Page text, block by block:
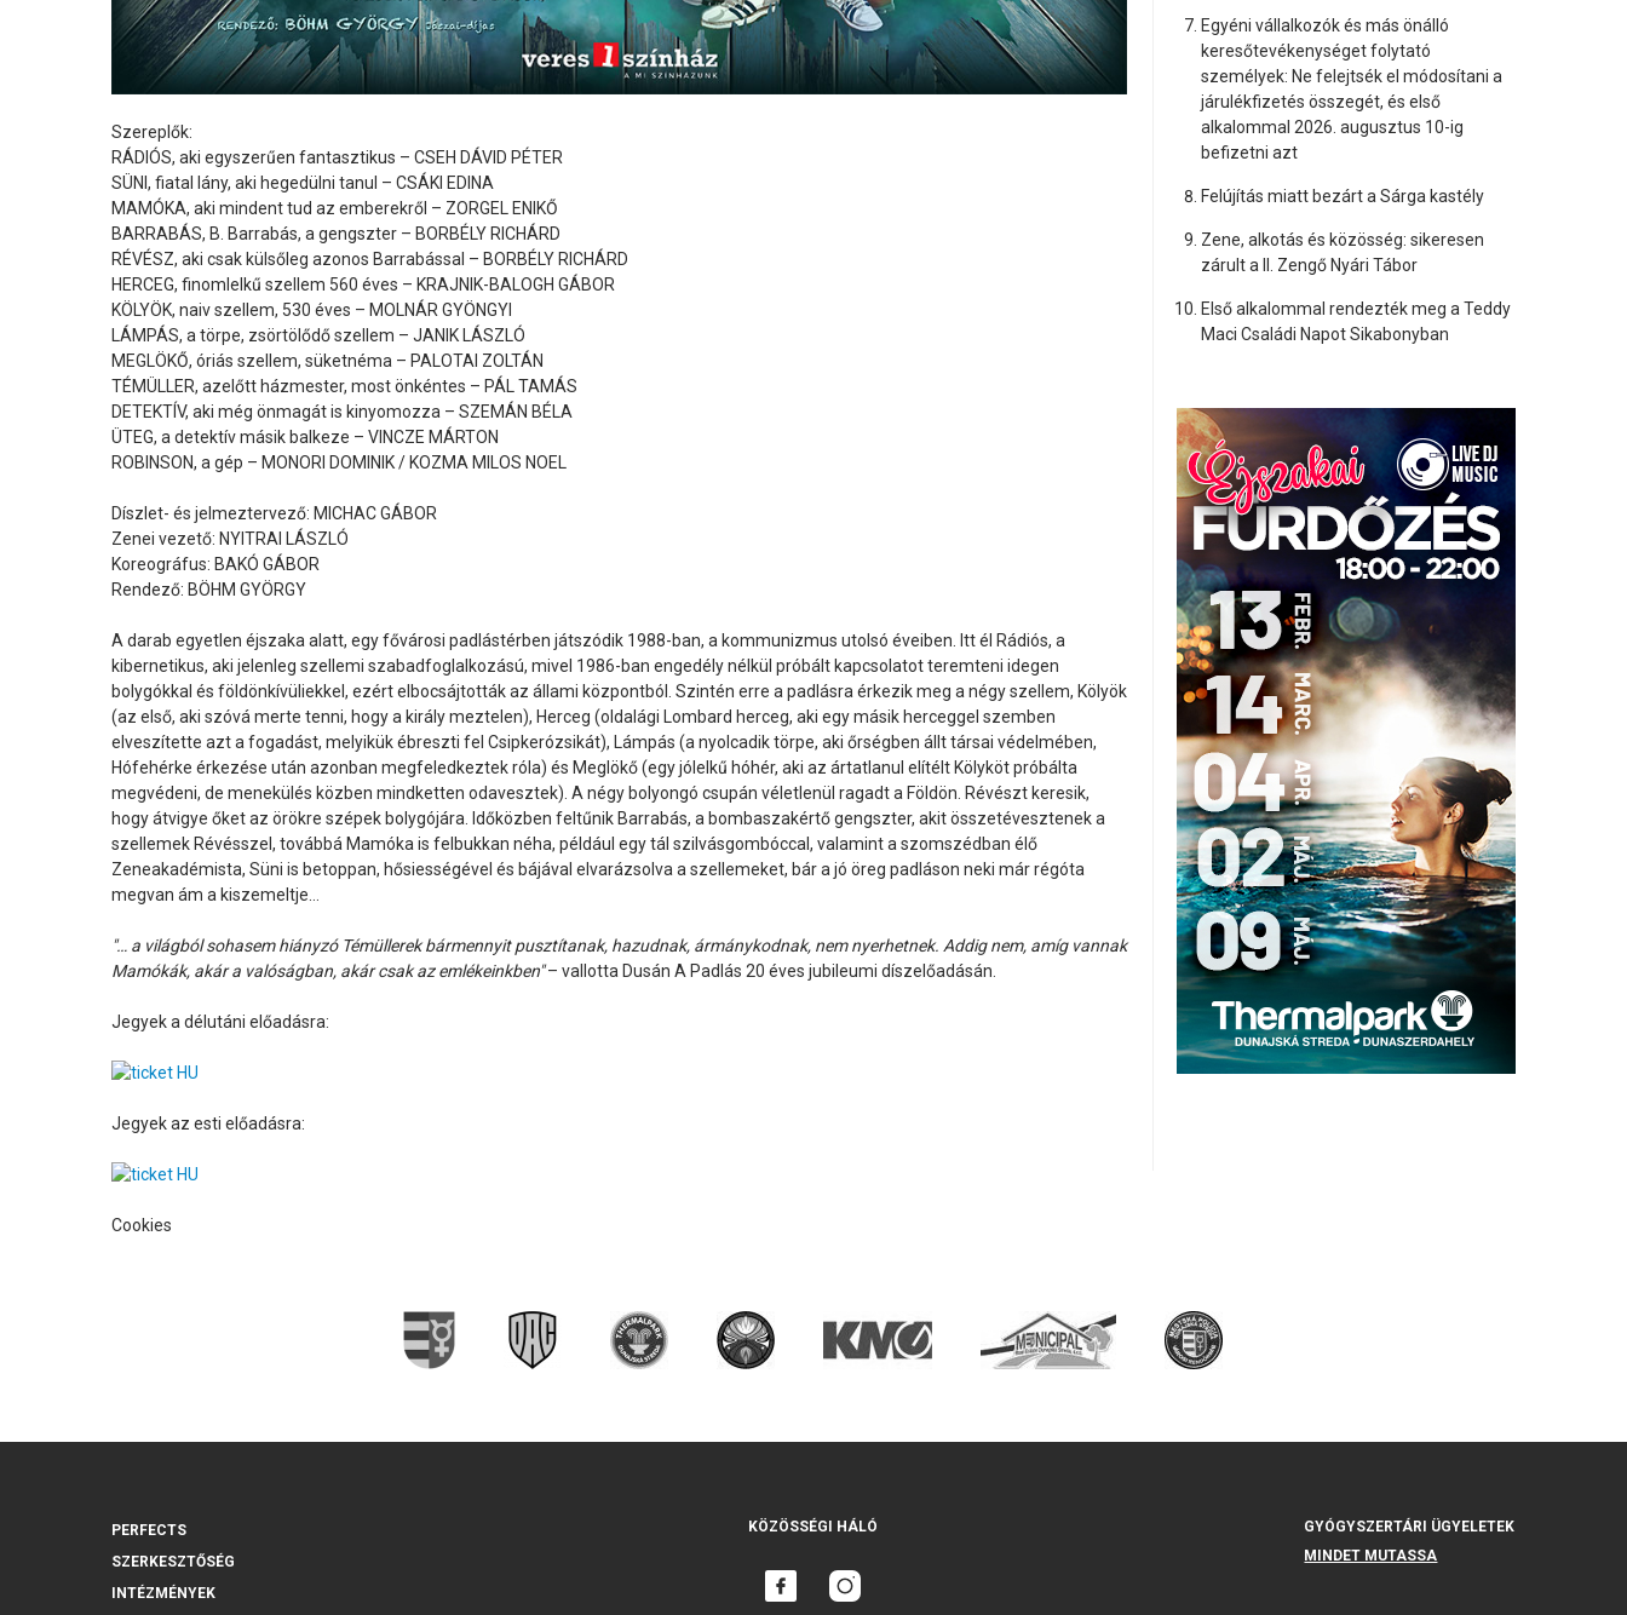
Szereplők:
RÁDIÓS, aki egyszerűen fantasztikus – CSEH DÁVID PÉTER
SÜNI, fiatal lány, aki hegedülni tanul – CSÁKI EDINA
MAMÓKA, aki mindent tud az emberekről – ZORGEL ENIKŐ
BARRABÁS, B. Barrabás, a gengszter – BORBÉLY RICHÁRD
RÉVÉSZ, aki csak külsőleg azonos Barrabással – BORBÉLY RICHÁRD
HERCEG, finomlelkű szellem 560 éves – KRAJNIK-BALOGH GÁBOR
KÖLYÖK, naiv szellem, 530 éves – MOLNÁR GYÖNGYI
LÁMPÁS, a törpe, zsörtölődő szellem – JANIK LÁSZLÓ
MEGLÖKŐ, óriás szellem, süketnéma – PALOTAI ZOLTÁN
TÉMÜLLER, azelőtt házmester, most önkéntes – PÁL TAMÁS
DETEKTÍV, aki még önmagát is kinyomozza – SZEMÁN BÉLA
ÜTEG, a detektív másik balkeze – VINCZE MÁRTON
ROBINSON, a gép – MONORI DOMINIK / KOZMA MILOS NOEL
Díszlet- és jelmeztervező: MICHAC GÁBOR
Zenei vezető: NYITRAI LÁSZLÓ
Koreográfus: BAKÓ GÁBOR
Rendező: BÖHM GYÖRGY
A darab egyetlen éjszaka alatt, egy fővárosi padlástérben játszódik 1988-ban, a kommunizmus utolsó éveiben. Itt él Rádiós, a
kibernetikus, aki jelenleg szellemi szabadfoglalkozású, mivel 1986-ban engedély nélkül próbált kapcsolatot teremteni idegen
bolygókkal és földönkívüliekkel, ezért elbocsájtották az állami központból. Szintén erre a padlásra érkezik meg a négy szellem, Kölyök
(az első, aki szóvá merte tenni, hogy a király meztelen), Herceg (oldalági Lombard herceg, aki egy másik herceggel szemben
elveszítette azt a fogadást, melyikük ébreszti fel Csipkerózsikát), Lámpás (a nyolcadik törpe, aki őrségben állt társai védelmében,
Hófehérke érkezése után azonban megfeledkeztek róla) és Meglökő (egy jólelkű hóhér, aki az ártatlanul elítélt Kölyköt próbálta
megvédeni, de menekülés közben mindketten odavesztek). A négy bolyongó csupán véletlenül ragadt a Földön. Révészt keresik,
hogy átvigye őket az örökre szépek bolygójára. Időközben feltűnik Barrabás, a bombaszakértő gengszter, akit összetévesztenek a
szellemek Révésszel, továbbá Mamóka is felbukkan néha, például egy tál szilvásgombóccal, valamint a szomszédban élő
Zeneakadémista, Süni is betoppan, hősiességével és bájával elvarázsolva a szellemeket, bár a jó öreg padláson neki már régóta
megvan ám a kiszemeltje…
"… a világból sohasem hiányzó Témüllerek bármennyit pusztítanak, hazudnak, ármánykodnak, nem nyerhetnek. Addig nem, amíg vannak
Mamókák, akár a valóságban, akár csak az emlékeinkben"– vallotta Dusán A Padlás 20 éves jubileumi díszelőadásán.
Jegyek a délutáni előadásra:
Jegyek az esti előadásra:
Cookies
Egyéni vállalkozók és más önálló
keresőtevékenységet folytató
személyek: Ne felejtsék el módosítani a
járulékfizetés összegét, és első
alkalommal 2026. augusztus 10-ig
befizetni azt
Felújítás miatt bezárt a Sárga kastély
Zene, alkotás és közösség: sikeresen
zárult a II. Zengő Nyári Tábor
Első alkalommal rendezték meg a Teddy
Maci Családi Napot Sikabonyban
PERFECTS
SZERKESZTŐSÉG
INTÉZMÉNYEK
KÖZÖSSÉGI HÁLÓ
GYÓGYSZERTÁRI ÜGYELETEK
MINDET MUTASSA